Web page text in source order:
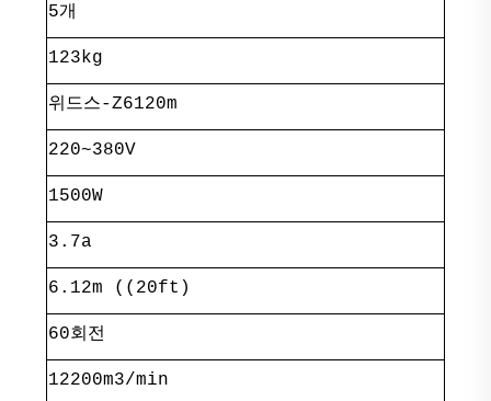
5개
123kg
위드스-Z6120m
220~380V
1500W
3.7a
6.12m ((20ft)
60회전
12200m3/min